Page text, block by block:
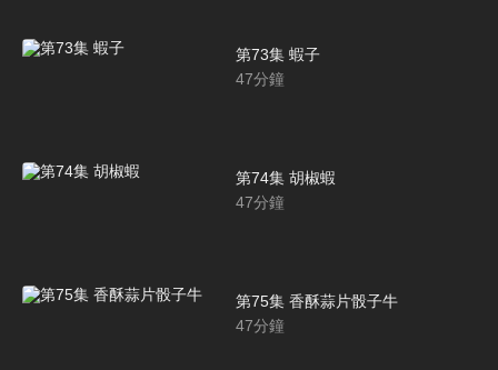
第73集 蝦子
47分鐘
第74集 胡椒蝦
47分鐘
第75集 香酥蒜片骰子牛
47分鐘